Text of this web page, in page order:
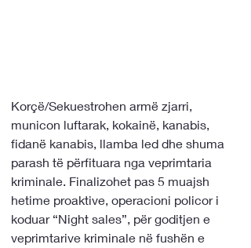
Korçë/Sekuestrohen armë zjarri,
municon luftarak, kokainë, kanabis,
fidanë kanabis, llamba led dhe shuma
parash të përfituara nga veprimtaria
kriminale. Finalizohet pas 5 muajsh
hetime proaktive, operacioni policor i
koduar “Night sales”, për goditjen e
veprimtarive kriminale në fushën e